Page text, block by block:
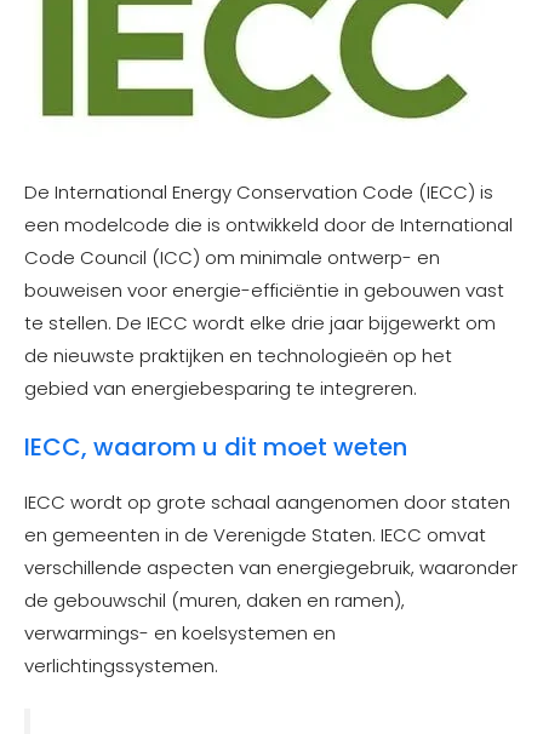
De International Energy Conservation Code (IECC) is
een modelcode die is ontwikkeld door de International
Code Council (ICC) om minimale ontwerp- en
bouweisen voor energie-efficiëntie in gebouwen vast
te stellen. De IECC wordt elke drie jaar bijgewerkt om
de nieuwste praktijken en technologieën op het
gebied van energiebesparing te integreren.
IECC, waarom u dit moet weten
IECC wordt op grote schaal aangenomen door staten
en gemeenten in de Verenigde Staten. IECC omvat
verschillende aspecten van energiegebruik, waaronder
de gebouwschil (muren, daken en ramen),
verwarmings- en koelsystemen en
verlichtingssystemen.